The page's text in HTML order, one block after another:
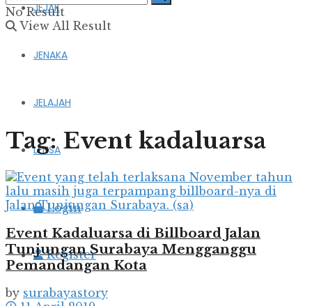
JEJAK
JENAKA
JELAJAH
LENSA
Login
Register
No Result
View All Result
Tag:Event kadaluarsa
Event Kadaluarsa di Billboard Jalan
Tunjungan Surabaya Mengganggu
Pemandangan Kota
by surabayastory